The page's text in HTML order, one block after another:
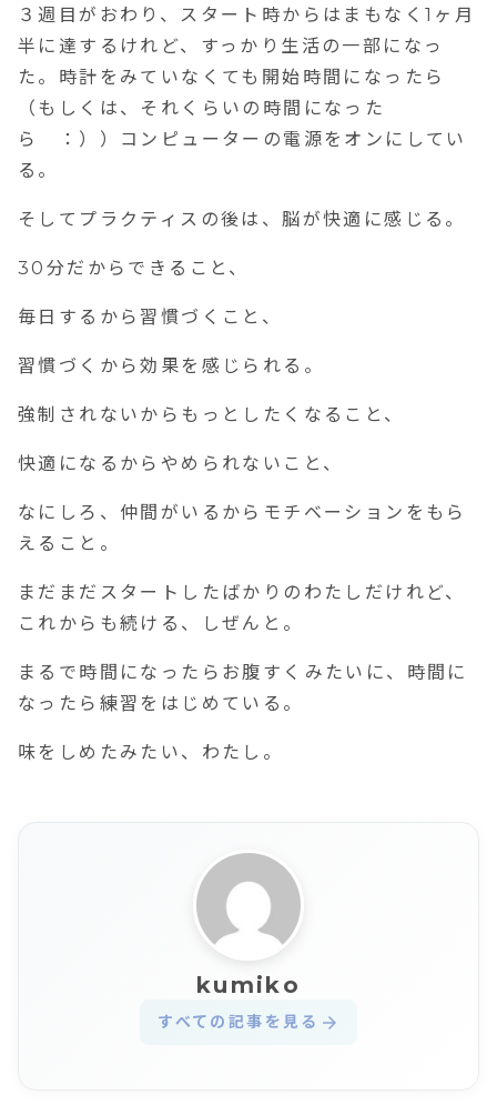
３週目がおわり、スタート時からはまもなく1ヶ月
半に達するけれど、すっかり生活の一部になっ
た。時計をみていなくても開始時間になったら
（もしくは、それくらいの時間になった
ら ：））コンピューターの電源をオンにしてい
る。
そしてプラクティスの後は、脳が快適に感じる。
30分だからできること、
毎日するから習慣づくこと、
習慣づくから効果を感じられる。
強制されないからもっとしたくなること、
快適になるからやめられないこと、
なにしろ、仲間がいるからモチベーションをもら
えること。
まだまだスタートしたばかりのわたしだけれど、
これからも続ける、しぜんと。
まるで時間になったらお腹すくみたいに、時間に
なったら練習をはじめている。
味をしめたみたい、わたし。
kumiko
すべての記事を見る arrow_forward